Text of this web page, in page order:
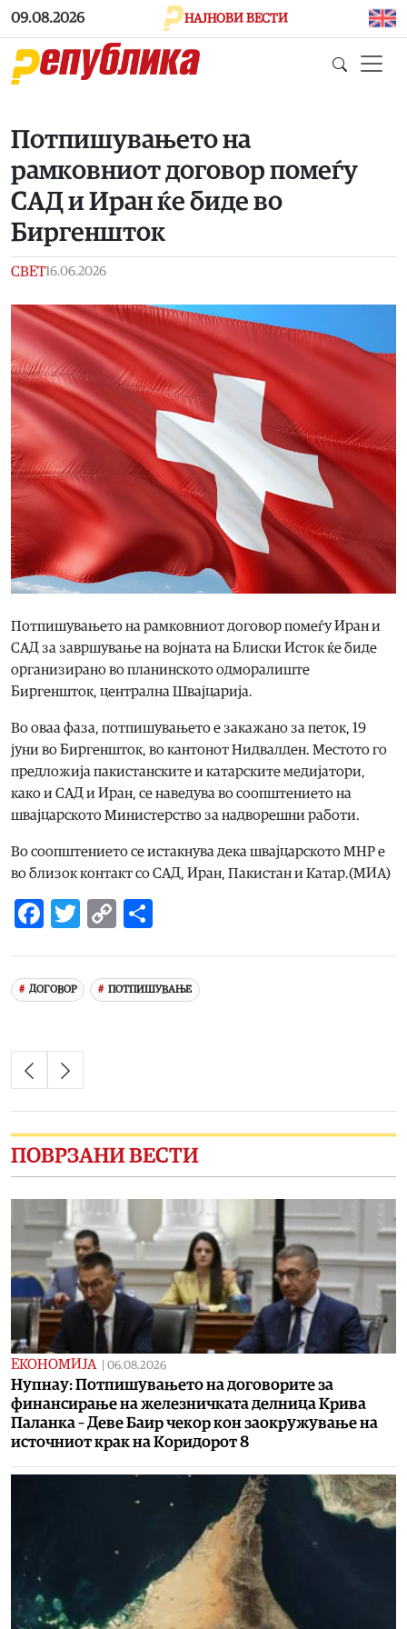
Skip to main content
09.08.2026 НАЈНОВИ ВЕСТИ
Потпишувањето на
рамковниот договор помеѓу
САД и Иран ќе биде во
Биргеншток
СВЕТ16.06.2026
Потпишувањето на рамковниот договор помеѓу Иран и
САД за завршување на војната на Блиски Исток ќе биде
организирано во планинското одморалиште
Биргеншток, централна Швајцарија.
Во оваа фаза, потпишувањето е закажано за петок, 19
јуни во Биргеншток, во кантонот Нидвалден. Местото го
предложија пакистанските и катарските медијатори,
како и САД и Иран, се наведува во соопштението на
швајцарското Министерство за надворешни работи.
Во соопштението се истакнува дека швајцарското МНР е
во близок контакт со САД, Иран, Пакистан и Катар.(МИА)
Facebook
Twitter
Copy
ДОГОВОР ПОТПИШУВАЊЕ
ПОВРЗАНИ ВЕСТИ
ЕКОНОМИЈА | 06.08.2026
Нупнау: Потпишувањето на договорите за
финансирање на железничката делница Крива
Паланка – Деве Баир чекор кон заокружување на
источниот крак на Коридорот 8